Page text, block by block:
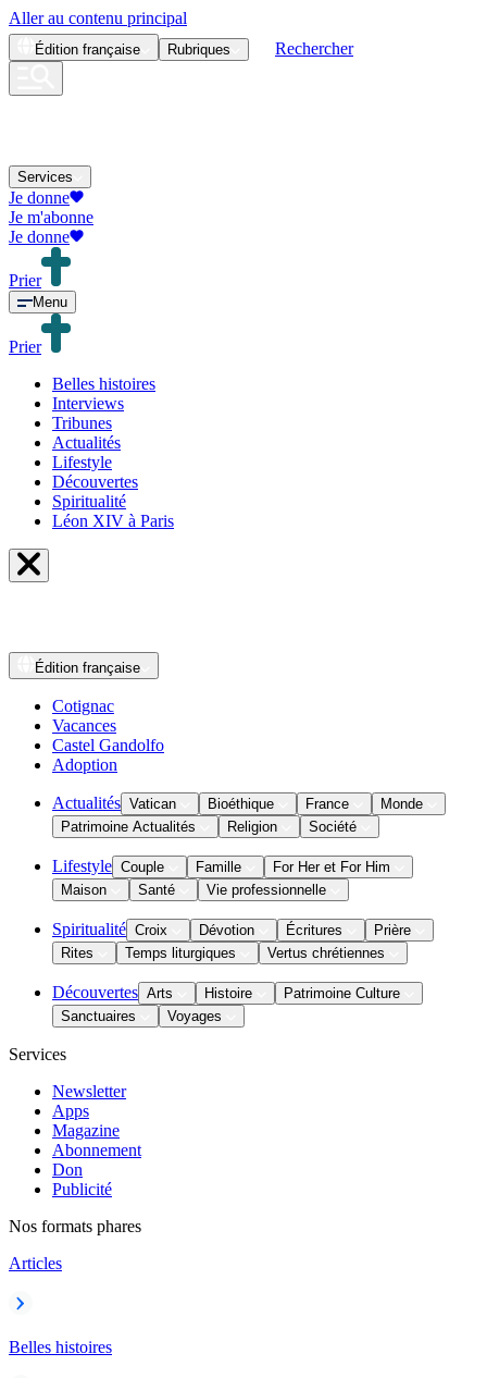
Aller au contenu principal
Édition française Rubriques Rechercher
Services
Je donne
Je m'abonne
Je donne
Prier
Menu
Prier
Belles histoires
Interviews
Tribunes
Actualités
Lifestyle
Découvertes
Spiritualité
Léon XIV à Paris
Édition française
Cotignac
Vacances
Castel Gandolfo
Adoption
Actualités Vatican Bioéthique France
Monde
Patrimoine Actualités
Religion Société
Lifestyle Couple Famille
For Her et For Him
Maison
Santé Vie professionnelle
Spiritualité Croix Dévotion Écritures
Prière
Rites
Temps liturgiques Vertus chrétiennes
Découvertes Arts Histoire
Patrimoine Culture
Sanctuaires
Voyages
Services
Newsletter
Apps
Magazine
Abonnement
Don
Publicité
Nos formats phares
Articles
Belles histoires